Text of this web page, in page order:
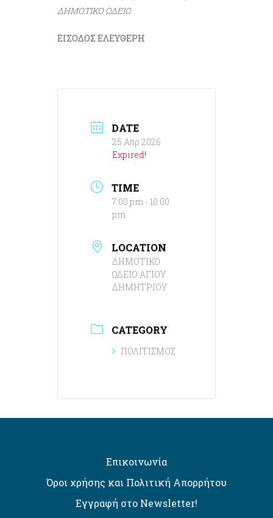
ΔΗΜΟΤΙΚΟ ΩΔΕΙΟ
ΕΙΣΟΔΟΣ ΕΛΕΥΘΕΡΗ
DATE
25 Απρ 2026
Expired!
TIME
7:00 pm - 10:00
pm
LOCATION
ΔΗΜΟΤΙΚΟ
ΩΔΕΙΟ ΑΓΙΟΥ
ΔΗΜΗΤΡΙΟΥ
CATEGORY
ΠΟΛΙΤΙΣΜΟΣ
Επικοινωνία
Όροι χρήσης και Πολιτική Απορρήτου
Εγγραφή στο Newsletter!